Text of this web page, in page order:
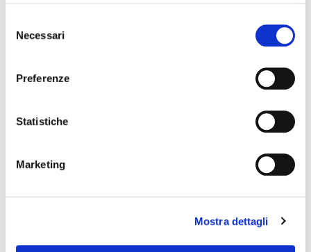
delNecessari
Preferenze
Statistiche
Marketing
Mostra dettagli
Colori del Gusto 2024